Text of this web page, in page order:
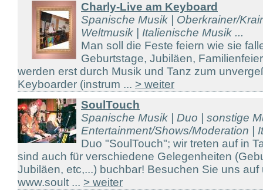
Charly-Live am Keyboard
Spanische Musik | Oberkrainer/
Weltmusik | Italienische Musik ...
Man soll die Feste feiern wie sie
Geburtstage, Jubiläen,
werden erst durch Musik und Tanz zum
Keyboarder (instrum ... > weiter
SoulTouch
Spanische Musik | Duo | sonstige
Entertainment/Shows/Moderation |
Duo "SoulTouch"; wir treten auf in
sind auch für verschiedene Gelegenheiten
Jubiläen, etc,...) buchbar! Besuchen Sie uns
www.soult ... > weiter